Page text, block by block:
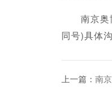
南京奥
同号)具体
上一篇： 南